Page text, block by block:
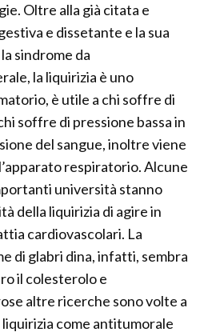
Oltre alla già citata e
e dissetante e la sua
sindrome da
la liquirizia è uno
è utile a chi soffre di
soffre di pressione bassa in
del sangue, inoltre viene
respiratorio. Alcune
università stanno
della liquirizia di agire in
cardiovascolari. La
di glabri dina, infatti, sembra
il colesterolo e
altre ricerche sono volte a
come antitumorale